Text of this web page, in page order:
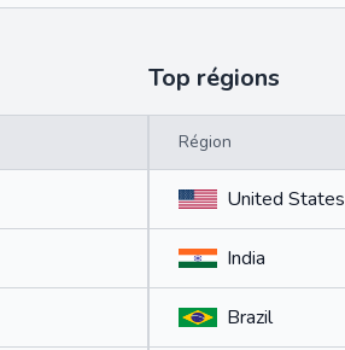
Top régions
Région
United States
India
Brazil